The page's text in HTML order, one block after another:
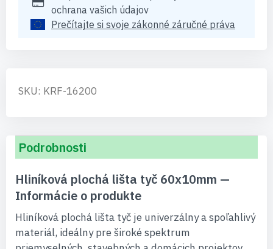
ochrana vašich údajov
Prečítajte si svoje zákonné záručné práva
SKU: KRF-16200
Podrobnosti
Hliníková plochá lišta tyč 60x10mm —
Informácie o produkte
Hliníková plochá lišta tyč je univerzálny a spoľahlivý
materiál, ideálny pre široké spektrum